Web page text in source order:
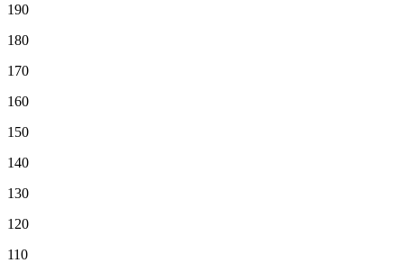
190
180
170
160
150
140
130
120
110